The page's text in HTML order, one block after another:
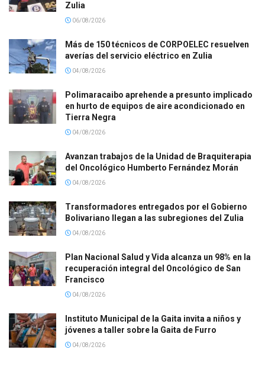
Zulia
06/08/2026
Más de 150 técnicos de CORPOELEC resuelven
averías del servicio eléctrico en Zulia
04/08/2026
Polimaracaibo aprehende a presunto implicado
en hurto de equipos de aire acondicionado en
Tierra Negra
04/08/2026
Avanzan trabajos de la Unidad de Braquiterapia
del Oncológico Humberto Fernández Morán
04/08/2026
Transformadores entregados por el Gobierno
Bolivariano llegan a las subregiones del Zulia
04/08/2026
Plan Nacional Salud y Vida alcanza un 98% en la
recuperación integral del Oncológico de San
Francisco
04/08/2026
Instituto Municipal de la Gaita invita a niños y
jóvenes a taller sobre la Gaita de Furro
04/08/2026